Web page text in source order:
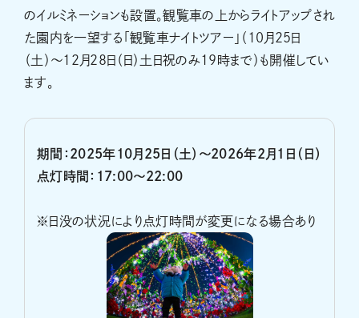
のイルミネーションも設置。観覧車の上からライトアップされ
た園内を一望する「観覧車ナイトツアー」（10月25日
（土）〜12月28日（日）土日祝のみ19時まで）も開催してい
ます。
期間：2025年10月25日（土）～2026年2月1日（日）
点灯時間：17:00～22:00
※日没の状況により点灯時間が変更になる場合あり